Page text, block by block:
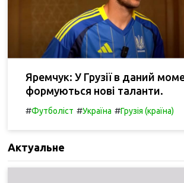
Яремчук: У Грузії в даний
формуються нові таланти.
#Футболіст #Україна #Грузія (країна)
Актуальне